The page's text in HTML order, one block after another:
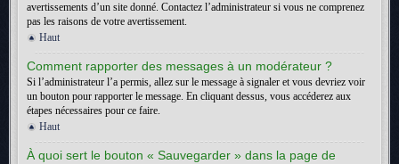
avertissements d’un site donné. Contactez l’administrateur si vous ne comprenez
pas les raisons de votre avertissement.
Haut
Comment rapporter des messages à un modérateur ?
Si l’administrateur l’a permis, allez sur le message à signaler et vous devriez voir
un bouton pour rapporter le message. En cliquant dessus, vous accéderez aux
étapes nécessaires pour ce faire.
Haut
À quoi sert le bouton « Sauvegarder » dans la page de